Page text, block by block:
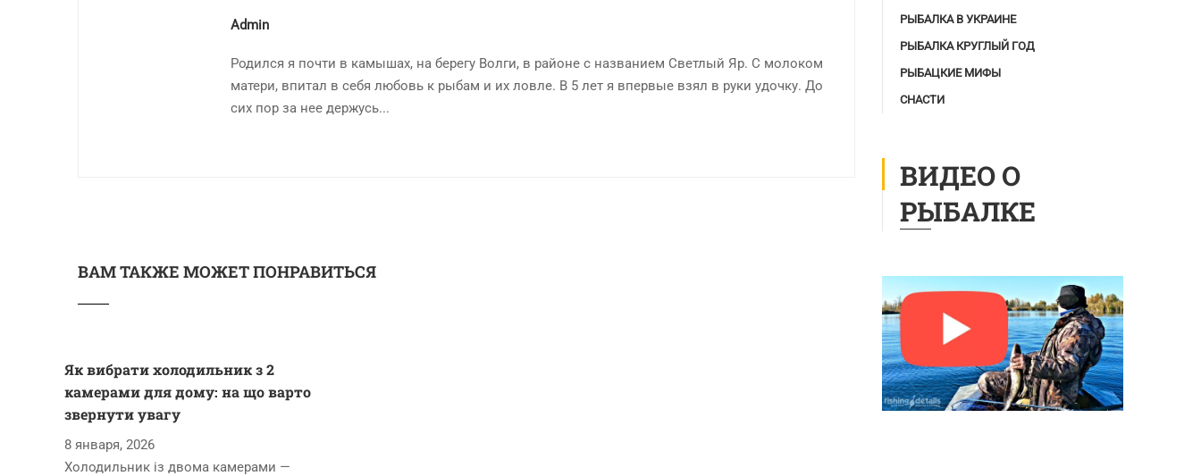
Admin
Родился я почти в камышах, на берегу Волги, в районе с названием Светлый Яр. С молоком
матери, впитал в себя любовь к рыбам и их ловле. В 5 лет я впервые взял в руки удочку. До
сих пор за нее держусь...
ВАМ ТАКЖЕ МОЖЕТ ПОНРАВИТЬСЯ
Як вибрати холодильник з 2
камерами для дому: на що варто
звернути увагу
8 января, 2026
Холодильник із двома камерами —
РЫБАЛКА В УКРАИНЕ
РЫБАЛКА КРУГЛЫЙ ГОД
РЫБАЦКИЕ МИФЫ
СНАСТИ
ВИДЕО О
РЫБАЛКЕ